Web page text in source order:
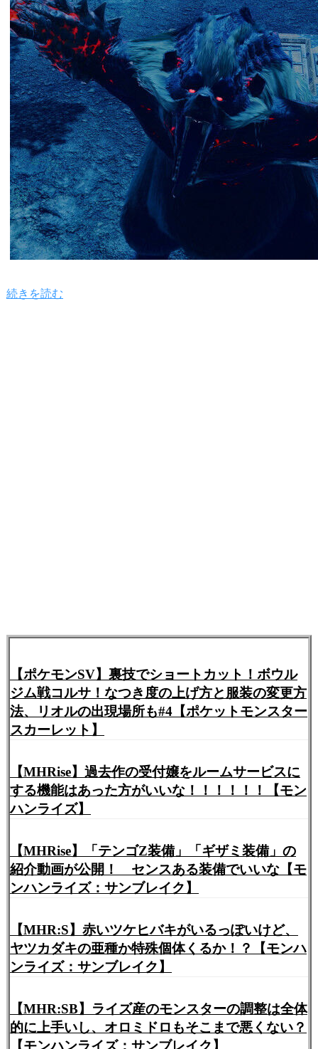
続きを読む
【ポケモンSV】裏技でショートカット！ボウル
ジム戦コルサ！なつき度の上げ方と服装の変更方
法、リオルの出現場所も#4【ポケットモンスター
スカーレット】
【MHRise】過去作の受付嬢をルームサービスに
する機能はあった方がいいな！！！！！！【モン
ハンライズ】
【MHRise】「テンゴZ装備」「ギザミ装備」の
紹介動画が公開！ センスある装備でいいな【モ
ンハンライズ：サンブレイク】
【MHR:S】赤いツケヒバキがいるっぽいけど、
ヤツカダキの亜種か特殊個体くるか！？【モンハ
ンライズ：サンブレイク】
【MHR:SB】ライズ産のモンスターの調整は全体
的に上手いし、オロミドロもそこまで悪くない？
【モンハンライズ：サンブレイク】